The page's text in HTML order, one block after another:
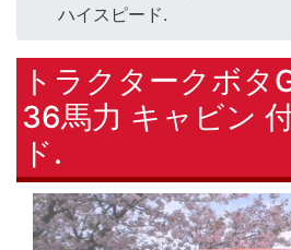
ハイスピード.
トラクタークボタ
36馬力 キャビン
ド.